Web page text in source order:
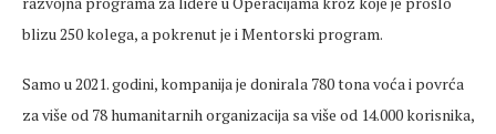
blizu 250 kolega, a pokrenut je i Mentorski program.
Samo u 2021. godini, kompanija je donirala 780 tona voća i povrća
za više od 78 humanitarnih organizacija sa više od 14.000 korisnika,